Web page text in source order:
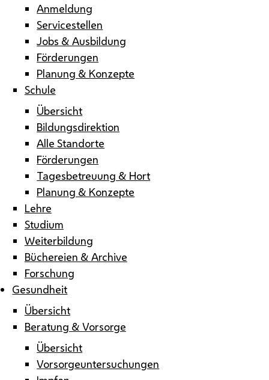
Anmeldung
Servicestellen
Jobs & Ausbildung
Förderungen
Planung & Konzepte
Schule
Übersicht
Bildungsdirektion
Alle Standorte
Förderungen
Tagesbetreuung & Hort
Planung & Konzepte
Lehre
Studium
Weiterbildung
Büchereien & Archive
Forschung
Gesundheit
Übersicht
Beratung & Vorsorge
Übersicht
Vorsorgeuntersuchungen